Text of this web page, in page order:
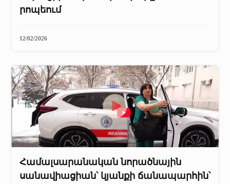
Մամուլը մեր մասին
րոպեում
12/02/2026
Համալսարանական նորածնային
սանավիացիան՝ կյանքի ճանապարհին՝